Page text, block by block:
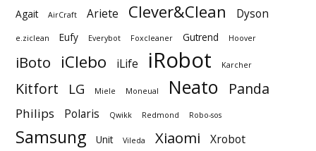
Agait AirCraft Ariete Clever&Clean Dyson
e.ziclean Eufy Everybot Foxcleaner Gutrend Hoover
iBoto iClebo iLife iRobot Karcher
Kitfort LG Miele Moneual Neato Panda
Philips Polaris Qwikk Redmond Robo-sos
Samsung Unit Vileda Xiaomi Xrobot